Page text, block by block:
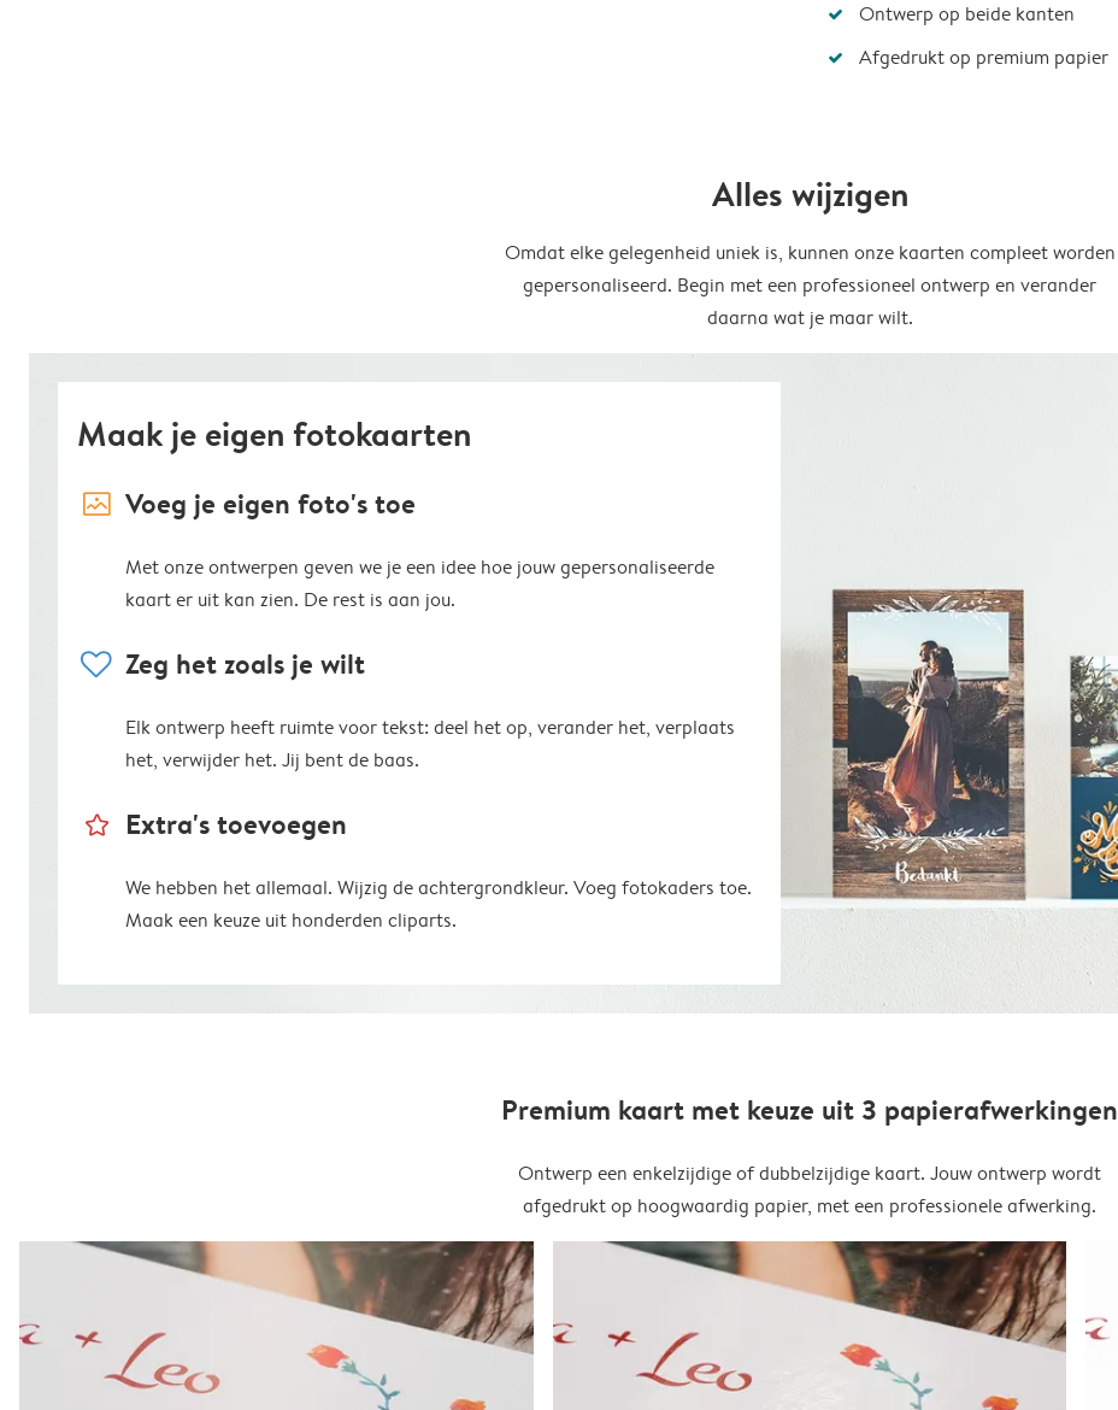
Ontwerp op beide kanten
Afgedrukt op premium papier
Alles wijzigen
Omdat elke gelegenheid uniek is, kunnen onze kaarten compleet worden
gepersonaliseerd. Begin met een professioneel ontwerp en verander
daarna wat je maar wilt.
Maak je eigen fotokaarten
image_placeholder Voeg je eigen foto's toe
Met onze ontwerpen geven we je een idee hoe jouw gepersonaliseerde
kaart er uit kan zien. De rest is aan jou.
heart Zeg het zoals je wilt
Elk ontwerp heeft ruimte voor tekst: deel het op, verander het, verplaats
het, verwijder het. Jij bent de baas.
star_outline Extra's toevoegen
We hebben het allemaal. Wijzig de achtergrondkleur. Voeg fotokaders toe.
Maak een keuze uit honderden cliparts.
Premium kaart met keuze uit 3 papierafwerkingen
Ontwerp een enkelzijdige of dubbelzijdige kaart. Jouw ontwerp wordt
afgedrukt op hoogwaardig papier, met een professionele afwerking.